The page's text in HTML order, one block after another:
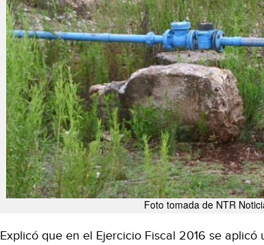
Foto tomada de NTR
Explicó que en el Ejercicio Fiscal 2016 se